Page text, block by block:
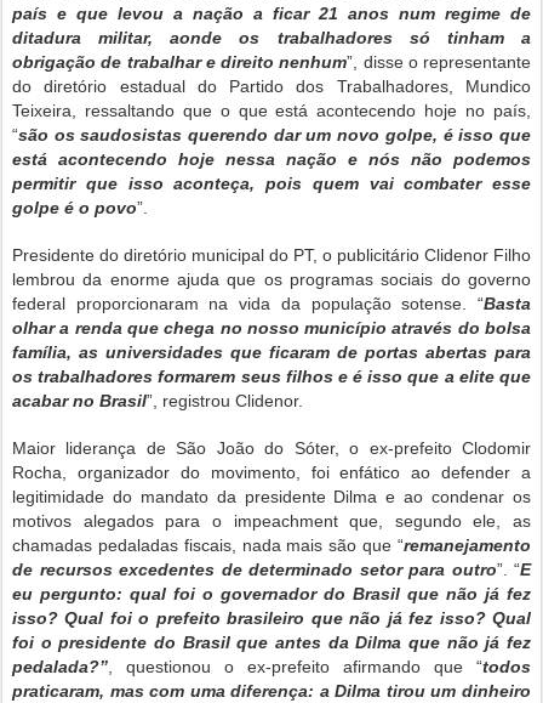
país e que levou a nação a ficar 21 anos num regime de
ditadura militar, aonde os trabalhadores só tinham a
obrigação de trabalhar e direito nenhum”, disse o representante
do diretório estadual do Partido dos Trabalhadores, Mundico
Teixeira, ressaltando que o que está acontecendo hoje no país,
“são os saudosistas querendo dar um novo golpe, é isso que
está acontecendo hoje nessa nação e nós não podemos
permitir que isso aconteça, pois quem vai combater esse
golpe é o povo”.
Presidente do diretório municipal do PT, o publicitário Clidenor Filho
lembrou da enorme ajuda que os programas sociais do governo
federal proporcionaram na vida da população sotense. “Basta
olhar a renda que chega no nosso município através do bolsa
família, as universidades que ficaram de portas abertas para
os trabalhadores formarem seus filhos e é isso que a elite que
acabar no Brasil”, registrou Clidenor.
Maior liderança de São João do Sóter, o ex-prefeito Clodomir
Rocha, organizador do movimento, foi enfático ao defender a
legitimidade do mandato da presidente Dilma e ao condenar os
motivos alegados para o impeachment que, segundo ele, as
chamadas pedaladas fiscais, nada mais são que “remanejamento
de recursos excedentes de determinado setor para outro”. “E
eu pergunto: qual foi o governador do Brasil que não já fez
isso? Qual foi o prefeito brasileiro que não já fez isso? Qual
foi o presidente do Brasil que antes da Dilma que não já fez
pedalada?” , questionou o ex-prefeito afirmando que “todos
praticaram, mas com uma diferença: a Dilma tirou um dinheiro